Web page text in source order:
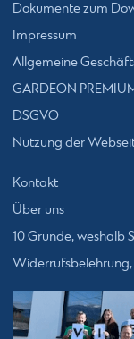
Dokumente zum
Impressum
Allgemeine
GARDEON
DSGVO
Nutzung der
Kontakt
Über uns
10 Gründe, weshalb